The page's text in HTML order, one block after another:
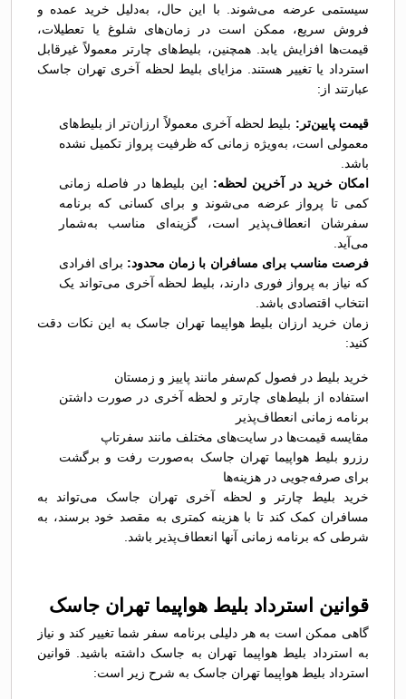
سیستمی عرضه می‌شوند. با این حال، به‌دلیل خرید عمده و
فروش سریع، ممکن است در زمان‌های شلوغ یا تعطیلات،
قیمت‌ها افزایش یابد. همچنین، بلیط‌های چارتر معمولاً غیرقابل
استرداد یا تغییر هستند. مزایای بلیط لحظه آخری تهران جاسک
عبارتند از:
قیمت پایین‌تر: بلیط لحظه آخری معمولاً ارزان‌تر از بلیط‌های
معمولی است، به‌ویژه زمانی که ظرفیت پرواز تکمیل نشده
باشد.
امکان خرید در آخرین لحظه: این بلیط‌ها در فاصله زمانی
کمی تا پرواز عرضه می‌شوند و برای کسانی که برنامه
سفرشان انعطاف‌پذیر است، گزینه‌ای مناسب به‌شمار
می‌آید.
فرصت مناسب برای مسافران با زمان محدود: برای افرادی
که نیاز به پرواز فوری دارند، بلیط لحظه آخری می‌تواند یک
انتخاب اقتصادی باشد.
زمان خرید ارزان بلیط هواپیما تهران جاسک به این نکات دقت
کنید:
خرید بلیط در فصول کم‌سفر مانند پاییز و زمستان
استفاده از بلیط‌های چارتر و لحظه آخری در صورت داشتن
برنامه زمانی انعطاف‌پذیر
مقایسه قیمت‌ها در سایت‌های مختلف مانند سفرتاپ
رزرو بلیط هواپیما تهران جاسک به‌صورت رفت و برگشت
برای صرفه‌جویی در هزینه‌ها
خرید بلیط چارتر و لحظه آخری تهران جاسک می‌تواند به
مسافران کمک کند تا با هزینه کمتری به مقصد خود برسند، به
شرطی که برنامه زمانی آنها انعطاف‌پذیر باشد.
قوانین استرداد بلیط هواپیما تهران جاسک
گاهی ممکن است به هر دلیلی برنامه سفر شما تغییر کند و نیاز
به استرداد بلیط هواپیما تهران به جاسک داشته باشید. قوانین
استرداد بلیط هواپیما تهران جاسک به شرح زیر است: